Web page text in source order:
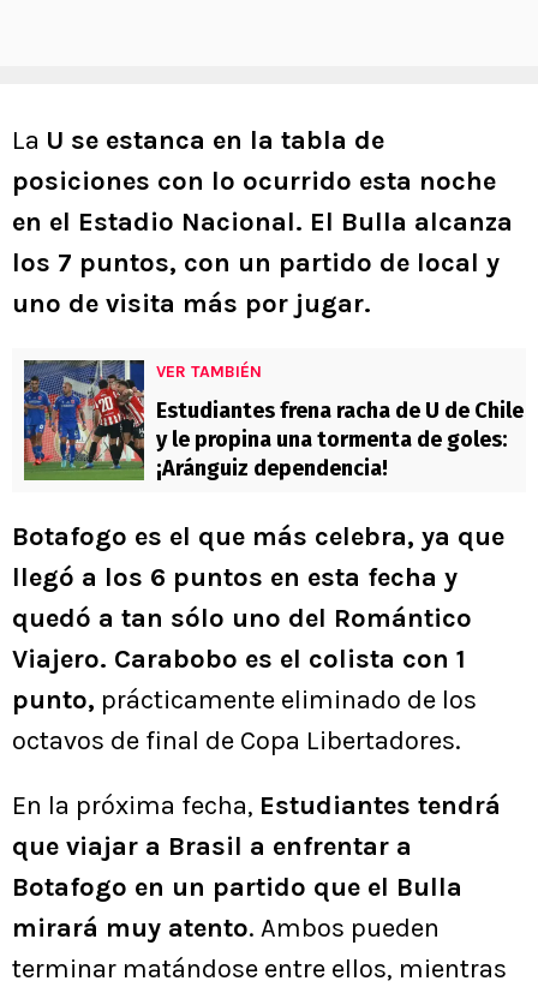
La U se estanca en la tabla de
posiciones con lo ocurrido esta noche
en el Estadio Nacional. El Bulla alcanza
los 7 puntos, con un partido de local y
uno de visita más por jugar.
VER TAMBIÉN
Estudiantes frena racha de U de Chile
y le propina una tormenta de goles:
¡Aránguiz dependencia!
Botafogo es el que más celebra, ya que
llegó a los 6 puntos en esta fecha y
quedó a tan sólo uno del Romántico
Viajero. Carabobo es el colista con 1
punto, prácticamente eliminado de los
octavos de final de Copa Libertadores.
En la próxima fecha, Estudiantes tendrá
que viajar a Brasil a enfrentar a
Botafogo en un partido que el Bulla
mirará muy atento. Ambos pueden
terminar matándose entre ellos, mientras